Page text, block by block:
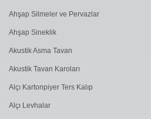
Ahşap Silmeler ve Pervazlar
Ahşap Sineklik
Akustik Asma Tavan
Akustik Tavan Karoları
Alçı Kartonpiyer Ters Kalıp
Alçı Levhalar